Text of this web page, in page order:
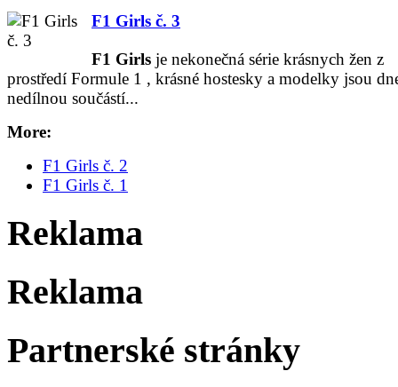
F1 Girls č. 3
F1 Girls je nekonečná série krásnych žen z
prostředí Formule 1 , krásné hostesky a modelky jsou
nedílnou součástí...
More:
F1 Girls č. 2
F1 Girls č. 1
Reklama
Reklama
Partnerské stránky